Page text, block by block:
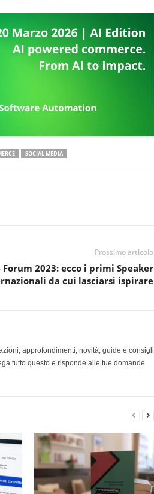
SOCIAL MEDIA
Prossimo articolo
Forum 2023: ecco i primi Speaker
da cui lasciarsi ispirare
approfondimenti, novità, guide e consigli
tutto questo e risponde alle tue domande